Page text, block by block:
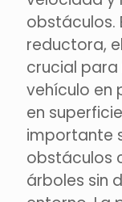
obstáculos.
reductora,
crucial
vehículo en
en
importante
obstáculos
árboles sin